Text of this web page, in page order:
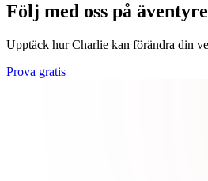
Följ med oss på
Upptäck hur Charlie kan förändra din
Prova gratis